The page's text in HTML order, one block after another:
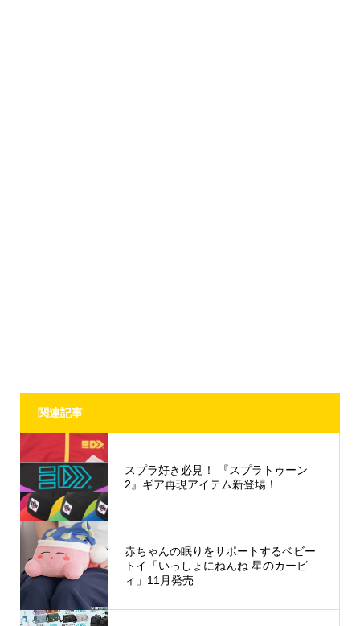
関連記事
スプラ好き必見！ 『スプラトゥーン
2』ギア再現アイテム新登場！
赤ちゃんの眠りをサポートするベビー
トイ「いっしょにねんね 星のカービ
ィ」11月発売